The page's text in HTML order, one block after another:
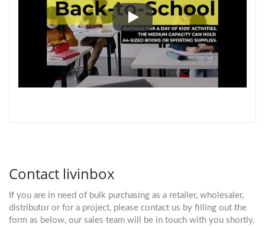
حقيبة تسوق مثقبة LV-10 للحياة اليومية